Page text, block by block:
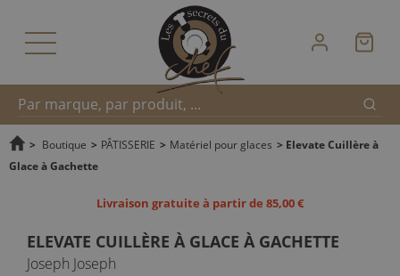
Recherche
> Boutique > PÂTISSERIE > Matériel pour glaces > Elevate Cuillère à
Glace à Gachette
Livraison gratuite à partir de 85,00 €
ELEVATE CUILLÈRE À GLACE À GACHETTE
Joseph Joseph